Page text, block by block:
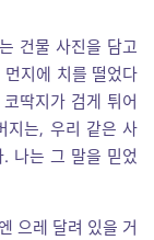
건물 사진을 담고
먼지에 치를 떨었다
딱지가 검게 튀어
지는, 우리 같은 사
나는 그 말을 믿었
으레 달려 있을 거